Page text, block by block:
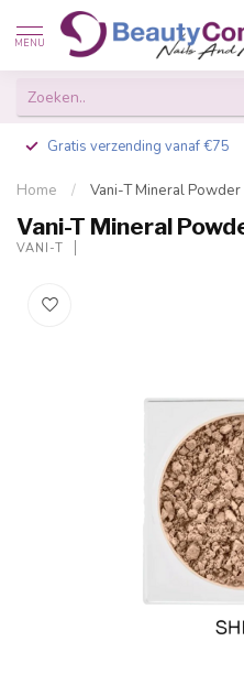
MENU
Gratis verzending vanaf €75
Home / Vani-T Mineral
Vani-T Mineral
VANI-T